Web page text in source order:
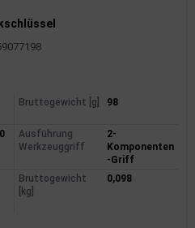
Bruttogewicht [g] 98
Ausführung
Werkzeuggriff
2-
Komponenten
-Griff
Bruttogewicht
[kg]
0,098